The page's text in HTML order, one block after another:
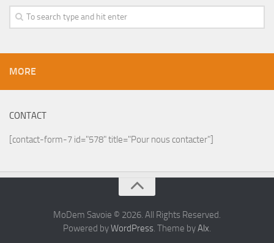
MORE
CONTACT
[contact-form-7 id="578" title="Pour nous contacter"]
MoDem Savoie © 2026. All Rights Reserved.
Powered byWordPress. Theme byAlx.